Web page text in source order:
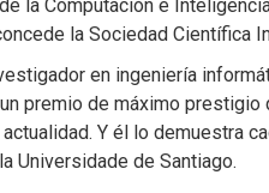
la Computación e
la Sociedad Científica
en ingeniería
premio de máximo
Y él lo demuestra
Universidade de Santiago.